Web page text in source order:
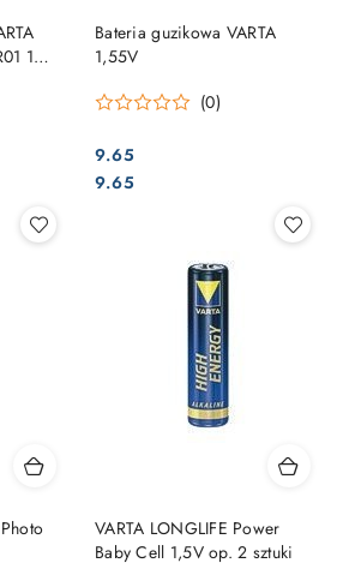
1
Bateria guzikowa VARTA
1,55V
(0)
Cena:
9.65
Cena:
9.65
VARTA LONGLIFE Power
Baby Cell 1,5V op. 2 sztuki